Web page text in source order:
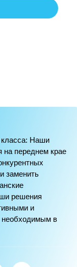
класса: Наши
на переднем крае
заменить
решения
и
необходимым в